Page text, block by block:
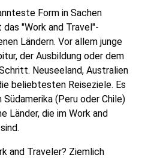
Form in Sachen
"Work and Travel"-
Ländern. Vor allem junge
der Ausbildung oder dem
Neuseeland, Australien
beliebtesten Reiseziele. Es
(Peru oder Chile)
Länder, die im Work and
and Traveler? Ziemlich